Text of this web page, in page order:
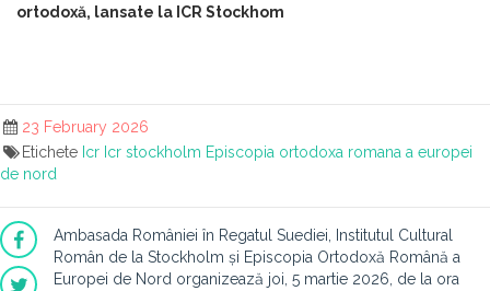
ortodoxă, lansate la ICR Stockhom
23 February 2026
Etichete Icr Icr stockholm Episcopia ortodoxa romana a europei
de nord
Ambasada României în Regatul Suediei, Institutul Cultural
Român de la Stockholm și Episcopia Ortodoxă Română a
Europei de Nord organizează joi, 5 martie 2026, de la ora